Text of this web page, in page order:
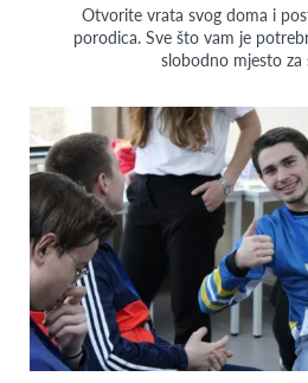
Otvorite vrata svog doma i
porodica. Sve što vam je
slobodno mjesto